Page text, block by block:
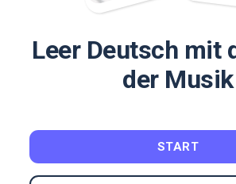
Leer Deutsch mit
der Musik
START